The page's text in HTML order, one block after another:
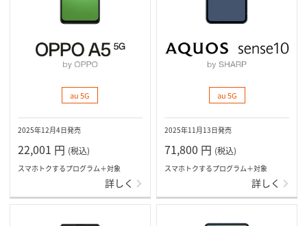
au 5G
2025年12月4日発売
22,001 円 (税込)
スマホトクするプログラム＋対象
詳しく
au 5G
2025年11月13日発売
71,800 円 (税込)
スマホトクするプログラム＋対象
詳しく